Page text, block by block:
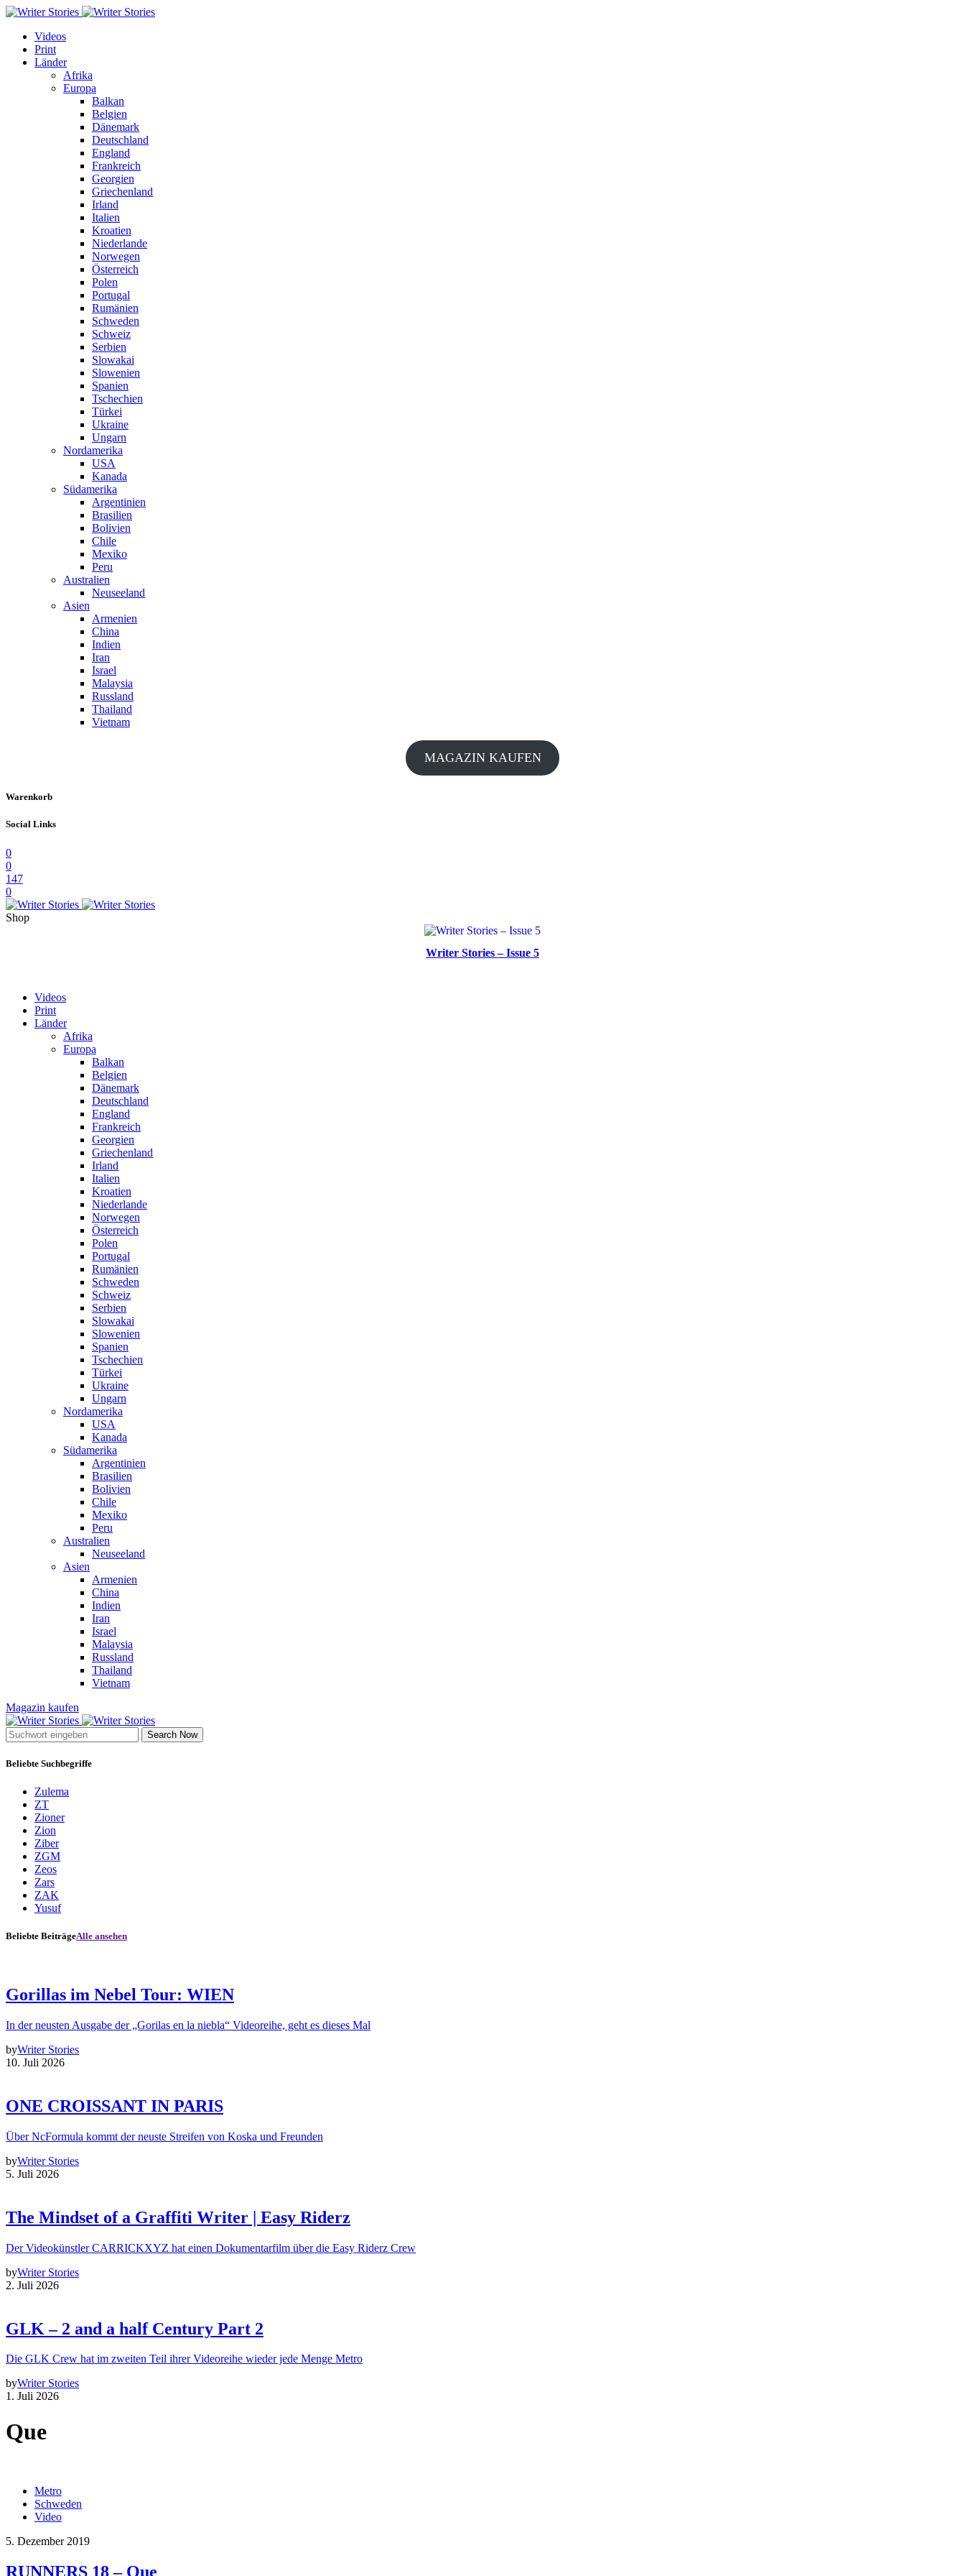
Videos
Print
Länder
Afrika
Europa
Balkan
Belgien
Dänemark
Deutschland
England
Frankreich
Georgien
Griechenland
Irland
Italien
Kroatien
Niederlande
Norwegen
Österreich
Polen
Portugal
Rumänien
Schweden
Schweiz
Serbien
Slowakai
Slowenien
Spanien
Tschechien
Türkei
Ukraine
Ungarn
Nordamerika
USA
Kanada
Südamerika
Argentinien
Brasilien
Bolivien
Chile
Mexiko
Peru
Australien
Neuseeland
Asien
Armenien
China
Indien
Iran
Israel
Malaysia
Russland
Thailand
Vietnam
MAGAZIN KAUFEN
Warenkorb
Social Links
0
0
147
0
Shop
Writer Stories – Issue 5
Videos
Print
Länder
Afrika
Europa
Balkan
Belgien
Dänemark
Deutschland
England
Frankreich
Georgien
Griechenland
Irland
Italien
Kroatien
Niederlande
Norwegen
Österreich
Polen
Portugal
Rumänien
Schweden
Schweiz
Serbien
Slowakai
Slowenien
Spanien
Tschechien
Türkei
Ukraine
Ungarn
Nordamerika
USA
Kanada
Südamerika
Argentinien
Brasilien
Bolivien
Chile
Mexiko
Peru
Australien
Neuseeland
Asien
Armenien
China
Indien
Iran
Israel
Malaysia
Russland
Thailand
Vietnam
Magazin kaufen
Search Now
Beliebte Suchbegriffe
Zulema
ZT
Zioner
Zion
Ziber
ZGM
Zeos
Zars
ZAK
Yusuf
Beliebte BeiträgeAlle ansehen
Gorillas im Nebel Tour: WIEN
In der neusten Ausgabe der „Gorilas en la niebla“ Videoreihe, geht es dieses Mal
byWriter Stories
10. Juli 2026
ONE CROISSANT IN PARIS
Über NcFormula kommt der neuste Streifen von Koska und Freunden
byWriter Stories
5. Juli 2026
The Mindset of a Graffiti Writer | Easy Riderz
Der Videokünstler CARRICKXYZ hat einen Dokumentarfilm über die Easy Riderz Crew
byWriter Stories
2. Juli 2026
GLK – 2 and a half Century Part 2
Die GLK Crew hat im zweiten Teil ihrer Videoreihe wieder jede Menge Metro
byWriter Stories
1. Juli 2026
Que
Metro
Schweden
Video
5. Dezember 2019
RUNNERS 18 – Que